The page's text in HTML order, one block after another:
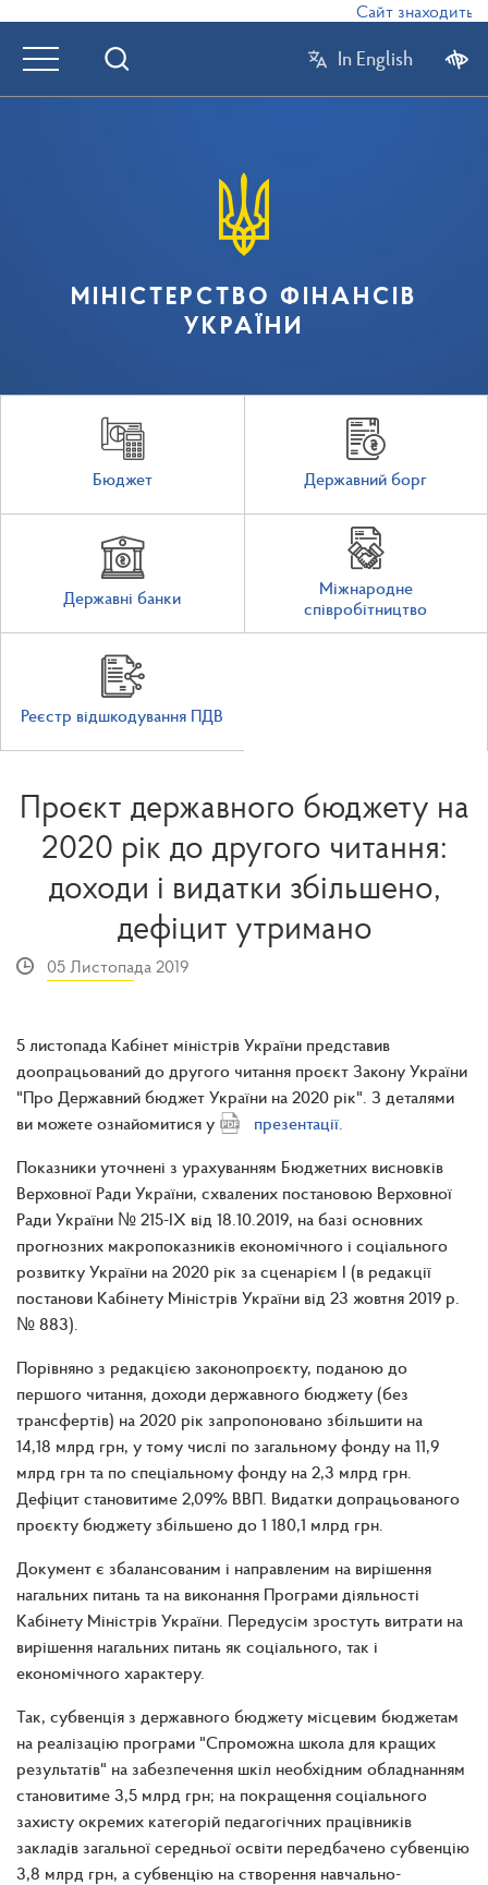
Сайт знаходиться
In English
МІНІСТЕРСТВО ФІНАНСІВ
УКРАЇНИ
Бюджет Державний борг
Державні банки
Міжнародне
співробітництво
Реєстр відшкодування ПДВ
Проєкт державного бюджету на
2020 рік до другого читання:
доходи і видатки збільшено,
дефіцит утримано
05 Листопада 2019
5 листопада Кабінет міністрів України представив
доопрацьований до другого читання проєкт Закону України
"Про Державний бюджет України на 2020 рік". З деталями
ви можете ознайомитися у
презентації.
Показники уточнені з урахуванням Бюджетних висновків
Верховної Ради України, схвалених постановою Верховної
Ради України № 215-IX від 18.10.2019, на базі основних
прогнозних макропоказників економічного і соціального
розвитку України на 2020 рік за сценарієм І (в редакції
постанови Кабінету Міністрів України від 23 жовтня 2019 р.
№ 883).
Порівняно з редакцією законопроєкту, поданою до
першого читання, доходи державного бюджету (без
трансфертів) на 2020 рік запропоновано збільшити на
14,18 млрд грн, у тому числі по загальному фонду на 11,9
млрд грн та по спеціальному фонду на 2,3 млрд грн.
Дефіцит становитиме 2,09% ВВП. Видатки допрацьованого
проєкту бюджету збільшено до 1 180,1 млрд грн.
Документ є збалансованим і направленим на вирішення
нагальних питань та на виконання Програми діяльності
Кабінету Міністрів України. Передусім зростуть витрати на
вирішення нагальних питань як соціального, так і
економічного характеру.
Так, субвенція з державного бюджету місцевим бюджетам
на реалізацію програми "Спроможна школа для кращих
результатів" на забезпечення шкіл необхідним обладнанням
становитиме 3,5 млрд грн; на покращення соціального
захисту окремих категорій педагогічних працівників
закладів загальної середньої освіти передбачено субвенцію
3,8 млрд грн, а субвенцію на створення навчально-